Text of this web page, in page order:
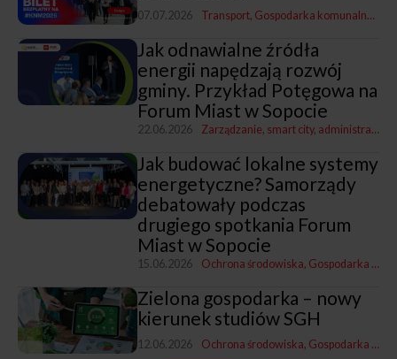
07.07.2026 Transport Gospodarka komunalna
Jak odnawialne źródła
energii napędzają rozwój
gminy. Przykład Potęgowa na
Forum Miast w Sopocie
22.06.2026 Zarządzanie, smart city, administracja
Jak budować lokalne systemy
energetyczne? Samorządy
debatowały podczas
drugiego spotkania Forum
Miast w Sopocie
15.06.2026 Ochrona środowiska Gospodarka komunalna
Zielona gospodarka – nowy
kierunek studiów SGH
12.06.2026 Ochrona środowiska Gospodarka komunalna